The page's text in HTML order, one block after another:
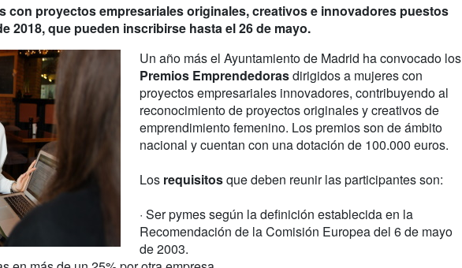
con proyectos empresariales originales, creativos e innovadores puestos
2018, que pueden inscribirse hasta el 26 de mayo.
Un año más el Ayuntamiento de Madrid ha convocado los
Premios Emprendedorasdirigidos a mujeres con
proyectos empresariales innovadores, contribuyendo al
reconocimiento de proyectos originales y creativos de
emprendimiento femenino. Los premios son de ámbito
nacional y cuentan con una dotación de 100.000 euros.
Los requisitosque deben reunir las participantes son:
· Ser pymes según la definición establecida en la
Recomendación de la Comisión Europea del 6 de mayo
de 2003.